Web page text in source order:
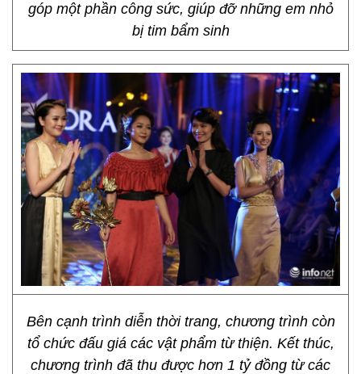
góp một phần công sức, giúp đỡ những em nhỏ
bị tim bẩm sinh
Bên cạnh trình diễn thời trang, chương trình còn
tổ chức đấu giá các vật phẩm từ thiện. Kết thúc,
chương trình đã thu được hơn 1 tỷ đồng từ các